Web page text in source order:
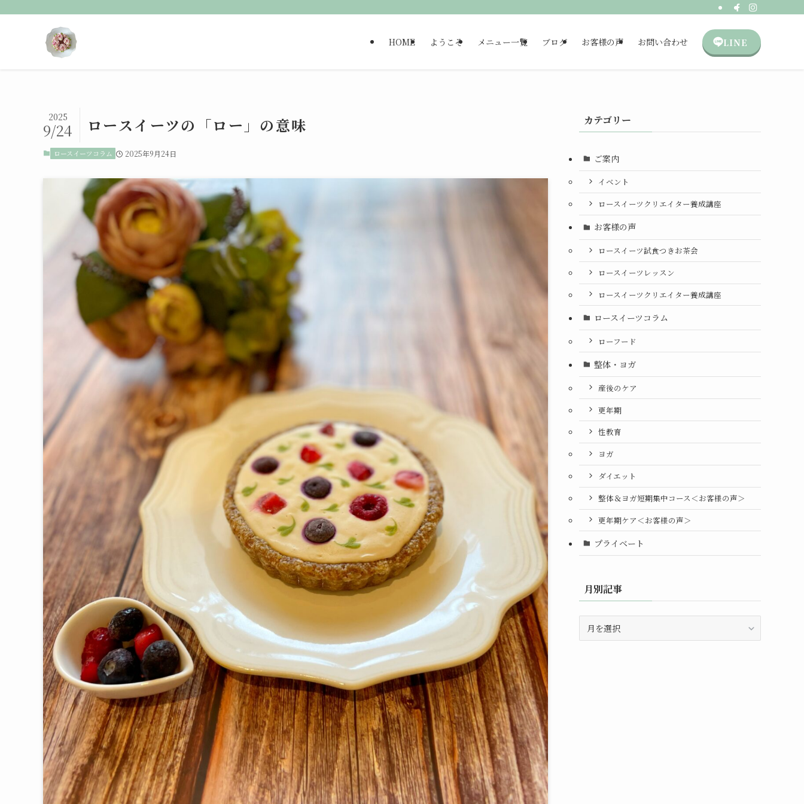
HOME ようこそ メニュー一覧 ブログ お客様の声 お問い合わせ LINE
ロースイーツの「ロー」の意味
2025
9/24
ロースイーツコラム 2025年9月24日
カテゴリー
ご案内
イベント
ロースイーツクリエイター養成講座
お客様の声
ロースイーツ試食つきお茶会
ロースイーツレッスン
ロースイーツクリエイター養成講座
ロースイーツコラム
ローフード
整体・ヨガ
産後のケア
更年期
性教育
ヨガ
ダイエット
整体＆ヨガ短期集中コース＜お客様の声＞
更年期ケア＜お客様の声＞
プライベート
月別記事